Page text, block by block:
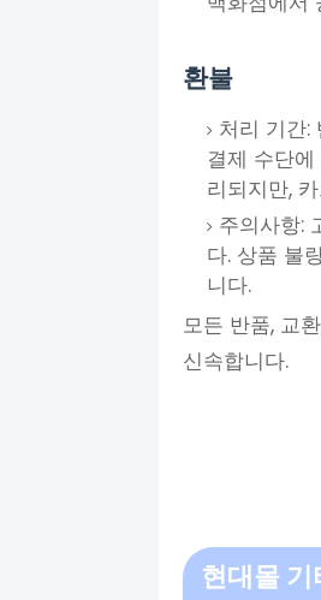
환불
처리 기간:
결제 수단
리되지만,
주의사항:
다. 상품 불
니다.
모든 반품, 교
신속합니다.
현대몰